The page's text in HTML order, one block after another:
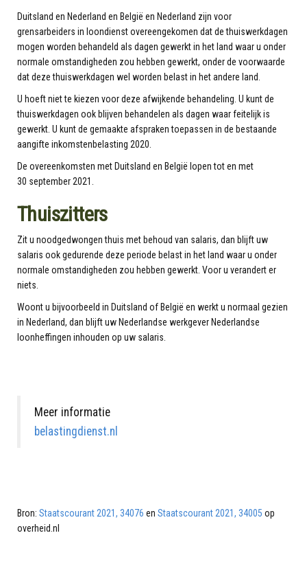
Duitsland en Nederland en België en Nederland zijn voor
grensarbeiders in loondienst overeengekomen dat de thuiswerkdagen
mogen worden behandeld als dagen gewerkt in het land waar u onder
normale omstandigheden zou hebben gewerkt, onder de voorwaarde
dat deze thuiswerkdagen wel worden belast in het andere land.
U hoeft niet te kiezen voor deze afwijkende behandeling. U kunt de
thuiswerkdagen ook blijven behandelen als dagen waar feitelijk is
gewerkt. U kunt de gemaakte afspraken toepassen in de bestaande
aangifte inkomstenbelasting 2020.
De overeenkomsten met Duitsland en België lopen tot en met
30 september 2021.
Thuiszitters
Zit u noodgedwongen thuis met behoud van salaris, dan blijft uw
salaris ook gedurende deze periode belast in het land waar u onder
normale omstandigheden zou hebben gewerkt. Voor u verandert er
niets.
Woont u bijvoorbeeld in Duitsland of België en werkt u normaal gezien
in Nederland, dan blijft uw Nederlandse werkgever Nederlandse
loonheffingen inhouden op uw salaris.
Meer informatie
belastingdienst.nl
Bron: Staatscourant 2021, 34076 en Staatscourant 2021, 34005 op
overheid.nl